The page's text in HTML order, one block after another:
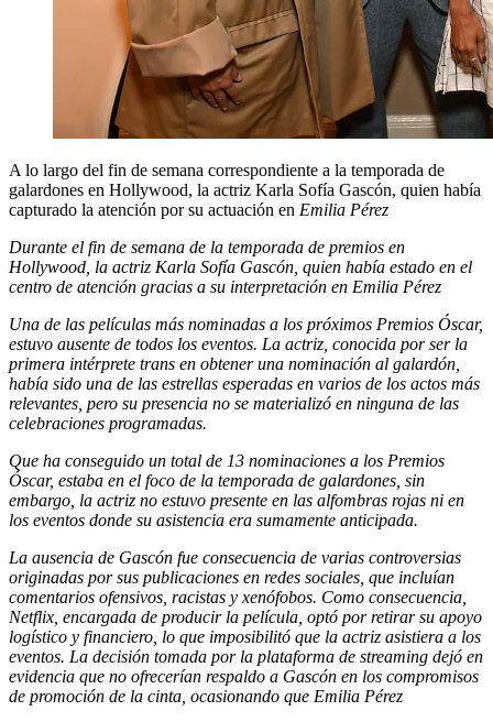
A lo largo del fin de semana correspondiente a la temporada de
galardones en Hollywood, la actriz Karla Sofía Gascón, quien había
capturado la atención por su actuación en Emilia Pérez
Durante el fin de semana de la temporada de premios en
Hollywood, la actriz Karla Sofía Gascón, quien había estado en el
centro de atención gracias a su interpretación en Emilia Pérez
Una de las películas más nominadas a los próximos Premios Óscar,
estuvo ausente de todos los eventos. La actriz, conocida por ser la
primera intérprete trans en obtener una nominación al galardón,
había sido una de las estrellas esperadas en varios de los actos más
relevantes, pero su presencia no se materializó en ninguna de las
celebraciones programadas.
Que ha conseguido un total de 13 nominaciones a los Premios
Óscar, estaba en el foco de la temporada de galardones, sin
embargo, la actriz no estuvo presente en las alfombras rojas ni en
los eventos donde su asistencia era sumamente anticipada.
La ausencia de Gascón fue consecuencia de varias controversias
originadas por sus publicaciones en redes sociales, que incluían
comentarios ofensivos, racistas y xenófobos. Como consecuencia,
Netflix, encargada de producir la película, optó por retirar su apoyo
logístico y financiero, lo que imposibilitó que la actriz asistiera a los
eventos. La decisión tomada por la plataforma de streaming dejó en
evidencia que no ofrecerían respaldo a Gascón en los compromisos
de promoción de la cinta, ocasionando que Emilia Pérez